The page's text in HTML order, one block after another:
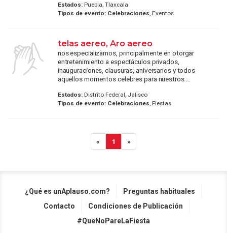
Estados:Puebla, Tlaxcala
Tipos de evento: Celebraciones , Eventos
telas aereo, Aro aereo
nos especializamos, principalmente en otorgar
entretenimiento a espectáculos privados,
inauguraciones, clausuras, aniversarios y todos
aquellos momentos celebres para nuestros ...
Estados:Distrito Federal, Jalisco
Tipos de evento: Celebraciones, Fiestas
« 1 »
¿Qué es unAplauso.com?
Preguntas habituales
Contacto
Condiciones de Publicación
#QueNoPareLaFiesta